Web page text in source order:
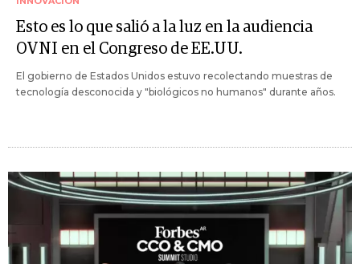
Esto es lo que salió a la luz en la audiencia
OVNI en el Congreso de EE.UU.
El gobierno de Estados Unidos estuvo recolectando muestras de
tecnología desconocida y "biológicos no humanos" durante años.